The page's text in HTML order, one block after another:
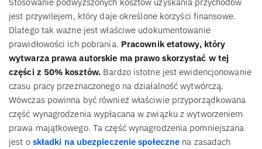
jest przywilejem, który daje określone korzyści finansowe.
Dlatego tak ważne jest właściwe udokumentowanie
prawidłowości ich pobrania. Pracownik etatowy, który
wytwarza prawa autorskie ma prawo skorzystać w tej
części z 50% kosztów. Bardzo istotne jest ewidencjonowanie
czasu pracy przeznaczonego na działalność wytwórczą.
Wówczas powinna być również właściwie przyporządkowana
część wynagrodzenia wypłacana w związku z wytworzeniem
prawa majątkowego. Ta część wynagrodzenia pomniejszana
jest o składki na ubezpieczenie społeczne na zasadach